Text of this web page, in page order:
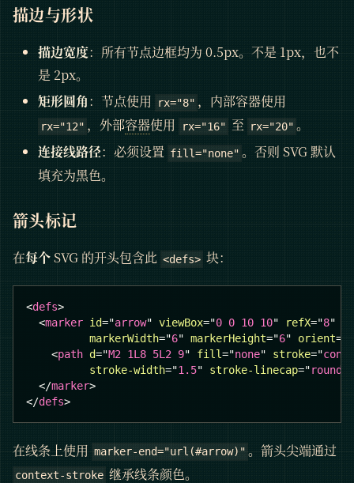
描边与形状
描边宽度：所有节点边框均为 0.5px。不是 1px，也不
是 2px。
矩形圆角：节点使用 rx="8" ，内部容器使用
rx="12" ，外部容器使用 rx="16" 至 rx="20" 。
连接线路径：必须设置 fill="none" 。否则 SVG 默认
填充为黑色。
箭头标记
在每个SVG 的开头包含此 <defs> 块：
<defs>
<marker id="arrow" viewBox="0 0 10 10" refX="8"
markerWidth="6" markerHeight="6" orient=
<path d="M2 1L8 5L2 9" fill="none" stroke="
stroke-width="1.5" stroke-linecap="round
</marker>
</defs>
在线条上使用 marker-end="url(#arrow)" 。箭头尖端通过
context-stroke 继承线条颜色。